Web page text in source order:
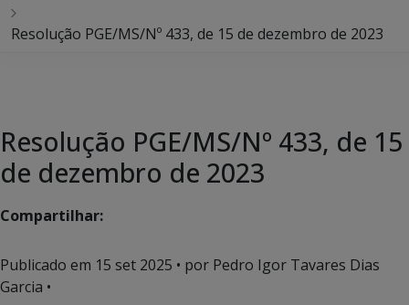
Resolução PGE/MS/Nº 433, de 15 de dezembro de 2023
Resolução PGE/MS/Nº 433, de 15
de dezembro de 2023
Compartilhar:
Publicado em 15 set 2025 • por Pedro Igor Tavares Dias
Garcia •